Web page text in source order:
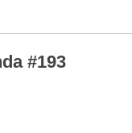
#193